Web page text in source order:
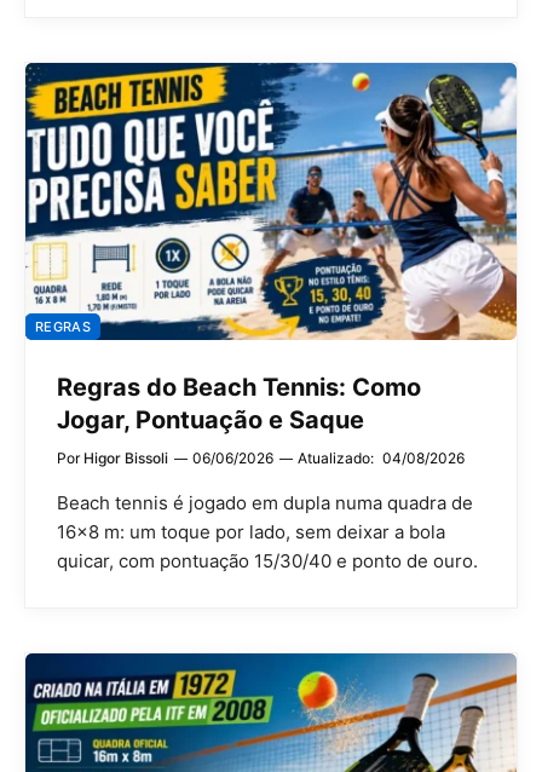
REGRAS
Regras do Beach Tennis: Como
Jogar, Pontuação e Saque
Por Higor Bissoli 06/06/2026 Atualizado: 04/08/2026
Beach tennis é jogado em dupla numa quadra de
16×8 m: um toque por lado, sem deixar a bola
quicar, com pontuação 15/30/40 e ponto de ouro.